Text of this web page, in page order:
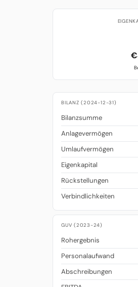
BILANZ (2024-12-31)
Bilanzsumme
Anlagevermögen
Umlaufvermögen
Eigenkapital
Rückstellungen
Verbindlichkeiten
GUV (2023-24)
Rohergebnis
Personalaufwand
Abschreibungen